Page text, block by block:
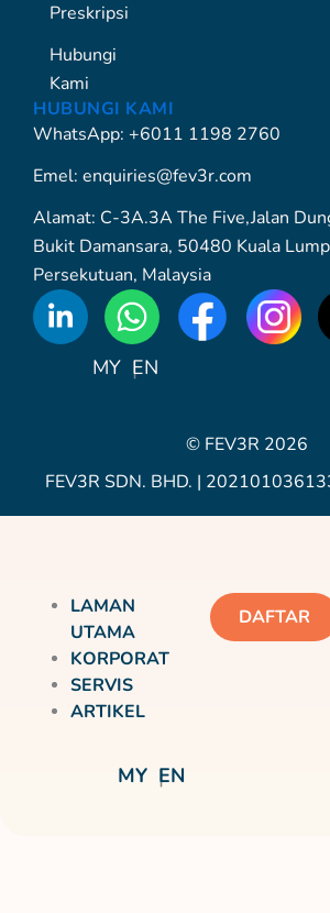
Preskripsi
Hubungi
Kami
HUBUNGI KAMI
WhatsApp: +6011 1198 2760
Emel: enquiries@fev3r.com
Alamat: C-3A.3A The Five,Jalan
Bukit Damansara, 50480 Kuala
Persekutuan, Malaysia
Icon
MY EN
© FEV3R 2026
FEV3R SDN. BHD. |
LAMAN
UTAMA
KORPORAT
SERVIS
ARTIKEL
DAFTAR
MY EN